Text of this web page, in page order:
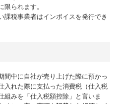
られます。
課税事業者はインボイスを発行でき
間中に自社が売り上げた際に預かっ
入れた際に支払った消費税（仕入税
組みを「仕入税額控除」と言いま